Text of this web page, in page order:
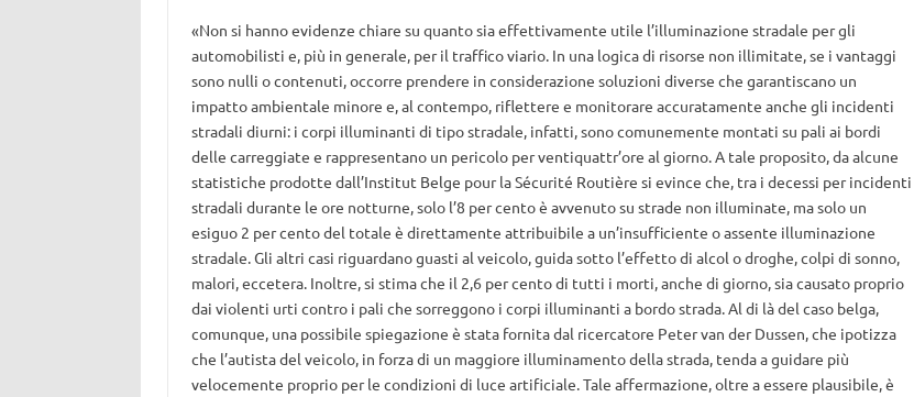
«Non si hanno evidenze chiare su quanto sia effettivamente utile l’illuminazione stradale per gli
automobilisti e, più in generale, per il traffico viario. In una logica di risorse non illimitate, se i vantaggi
sono nulli o contenuti, occorre prendere in considerazione soluzioni diverse che garantiscano un
impatto ambientale minore e, al contempo, riflettere e monitorare accuratamente anche gli incidenti
stradali diurni: i corpi illuminanti di tipo stradale, infatti, sono comunemente montati su pali ai bordi
delle carreggiate e rappresentano un pericolo per ventiquattr’ore al giorno. A tale proposito, da alcune
statistiche prodotte dall’Institut Belge pour la Sécurité Routière si evince che, tra i decessi per incidenti
stradali durante le ore notturne, solo l’8 per cento è avvenuto su strade non illuminate, ma solo un
esiguo 2 per cento del totale è direttamente attribuibile a un’insufficiente o assente illuminazione
stradale. Gli altri casi riguardano guasti al veicolo, guida sotto l’effetto di alcol o droghe, colpi di sonno,
malori, eccetera. Inoltre, si stima che il 2,6 per cento di tutti i morti, anche di giorno, sia causato proprio
dai violenti urti contro i pali che sorreggono i corpi illuminanti a bordo strada. Al di là del caso belga,
comunque, una possibile spiegazione è stata fornita dal ricercatore Peter van der Dussen, che ipotizza
che l’autista del veicolo, in forza di un maggiore illuminamento della strada, tenda a guidare più
velocemente proprio per le condizioni di luce artificiale. Tale affermazione, oltre a essere plausibile, è